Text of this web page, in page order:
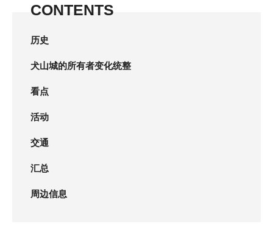
CONTENTS
历史
犬山城的所有者变化统整
看点
活动
交通
汇总
周边信息